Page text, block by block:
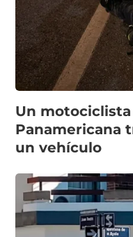
Un
Panamericana
un vehículo